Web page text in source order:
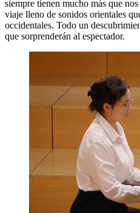
siempre tienen mucho más que
viaje lleno de sonidos orientales
occidentales. Todo un
que sorprenderán al espectador.